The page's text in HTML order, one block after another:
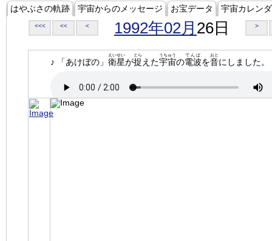
はやぶさの軌跡 宇宙からのメッセージ お宝データ 宇宙カレン
<<< << < 1992年02月 26日 >
♪ 「あけぼの」 衛星
えいせい
が捉
とら
えた宇宙
うちゅう
の電波
でんぱ
を音
おと
にしました。